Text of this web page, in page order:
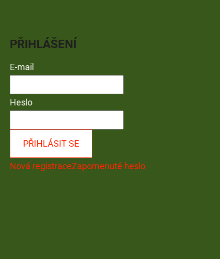
PŘIHLÁŠENÍ
E-mail
Heslo
PŘIHLÁSIT SE
Nová registraceZapomenuté heslo